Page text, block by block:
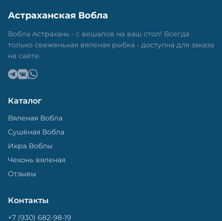
Астраханская Вобла
Вобла Астрахань - с вешалов на ваш стол! Всегда
только свеженькая вяленая рыбка - доступна для заказа
на сайте.
Каталог
Вяленая Вобла
Сушёная Вобла
Икра Воблы
Чехонь вяленая
Отзывы
Контакты
+7 (930) 682-98-19